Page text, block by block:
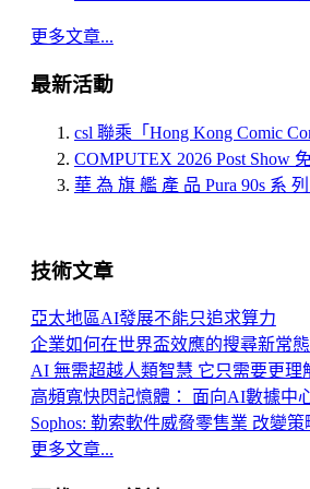
更多文章...
最新活動
csl 聯乘「Hong Kong Comic
COMPUTEX 2026 Post Show
華 為 旗 艦 產 品 Pura 90s 系
技術文章
亞太地區AI發展不能只追求算力
企業如何在世界盃效應的搜尋新常
AI 無需超越人類智慧 它只需要更理
高頻寬快閃記憶體： 面向AI數據中
Sophos: 勒索軟件威脅零售業 改變
更多文章...